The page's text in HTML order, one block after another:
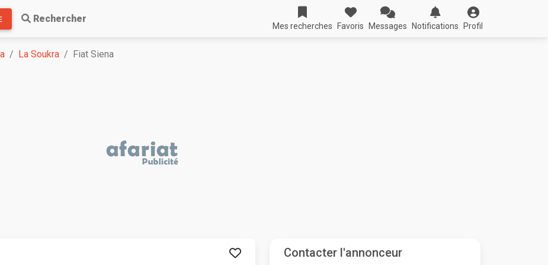
Rechercher
Mes recherches Favoris Messages Notifications Profil
La Soukra Fiat Siena
Contacter l'annonceur